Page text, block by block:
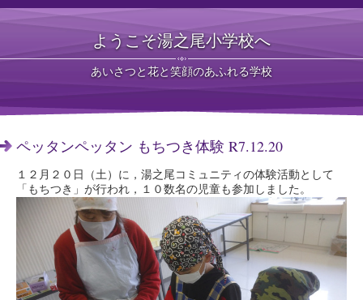
ようこそ湯之尾小学校へ
あいさつと花と笑顔のあふれる学校
ペッタンペッタン もちつき体験 R7.12.20
１２月２０日（土）に，湯之尾コミュニティの体験活動として
「もちつき」が行われ，１０数名の児童も参加しました。